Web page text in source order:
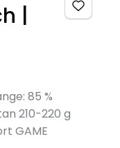
|
85 %
210-220 g
GAME